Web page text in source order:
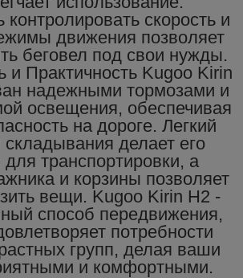
скорость и
движения позволяет
беговел под свои нужды.
и Практичность Kugoo Kirin
надежными тормозами и
освещения, обеспечивая
на дороге. Легкий
делает его
транспортировки, а
и корзины позволяет
вещи. Kugoo Kirin H2 -
способ передвижения,
потребности
групп, делая ваши
и комфортными.